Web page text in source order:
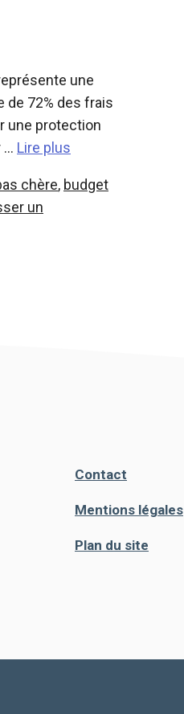
une
de 72% des frais
une protection
… Lire plus
chère, budget
un
Contact
Mentions légales
Plan du site